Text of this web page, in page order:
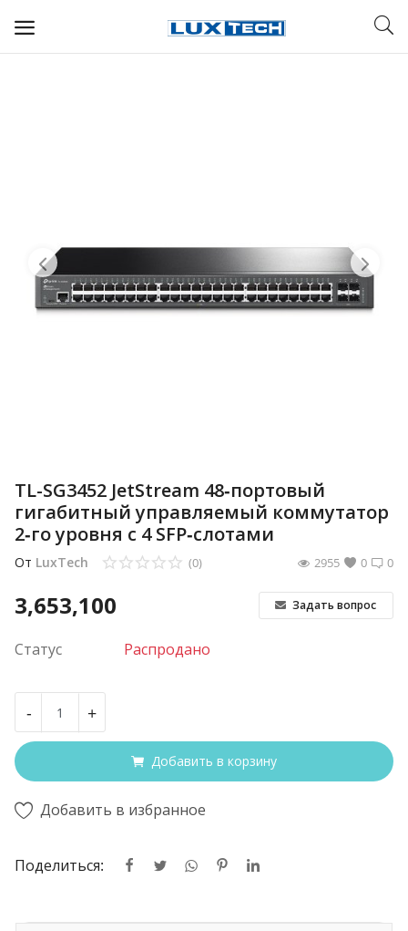
Прочее
Избранное
TL-SG3452 JetStream 48‑портовый
гигабитный управляемый коммутатор
2‑го уровня с 4 SFP‑слотами
От LuxTech 0
(0) 0
2955
3,653,100 Задать вопрос
Статус Распродано
- +
Добавить в корзину
Добавить в избранное
Поделиться: